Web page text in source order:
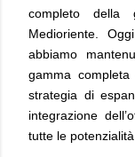
completo della
Medioriente.
abbiamo
gamma
strategia di
integrazione
tutte le